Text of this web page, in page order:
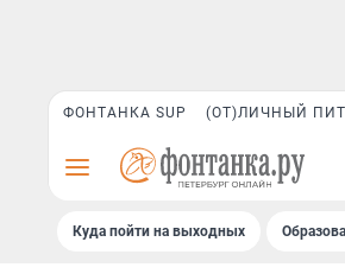
ФОНТАНКА SUP (ОТ)ЛИЧНЫЙ
Куда пойти на выходных